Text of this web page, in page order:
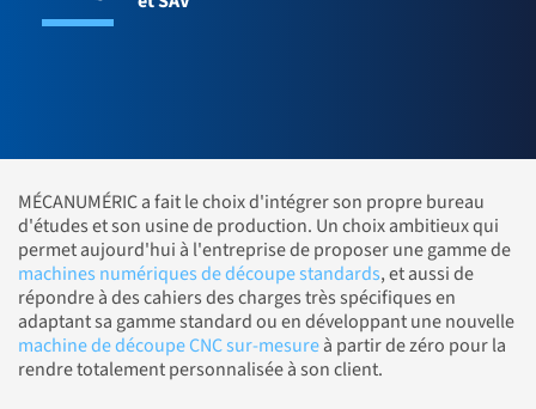
MÉCANUMÉRIC a fait le choix d'intégrer son propre bureau
d'études et son usine de production. Un choix ambitieux qui
permet aujourd'hui à l'entreprise de proposer une gamme de
machines numériques de découpe standards, et aussi de
répondre à des cahiers des charges très spécifiques en
adaptant sa gamme standard ou en développant une nouvelle
machine de découpe CNC sur-mesureà partir de zéro pour la
rendre totalement personnalisée à son client.